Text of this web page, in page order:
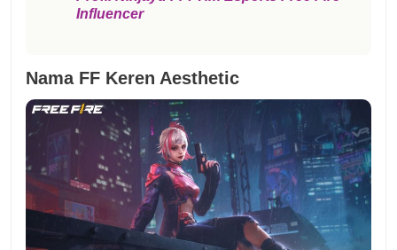
Influencer
Nama FF Keren Aesthetic